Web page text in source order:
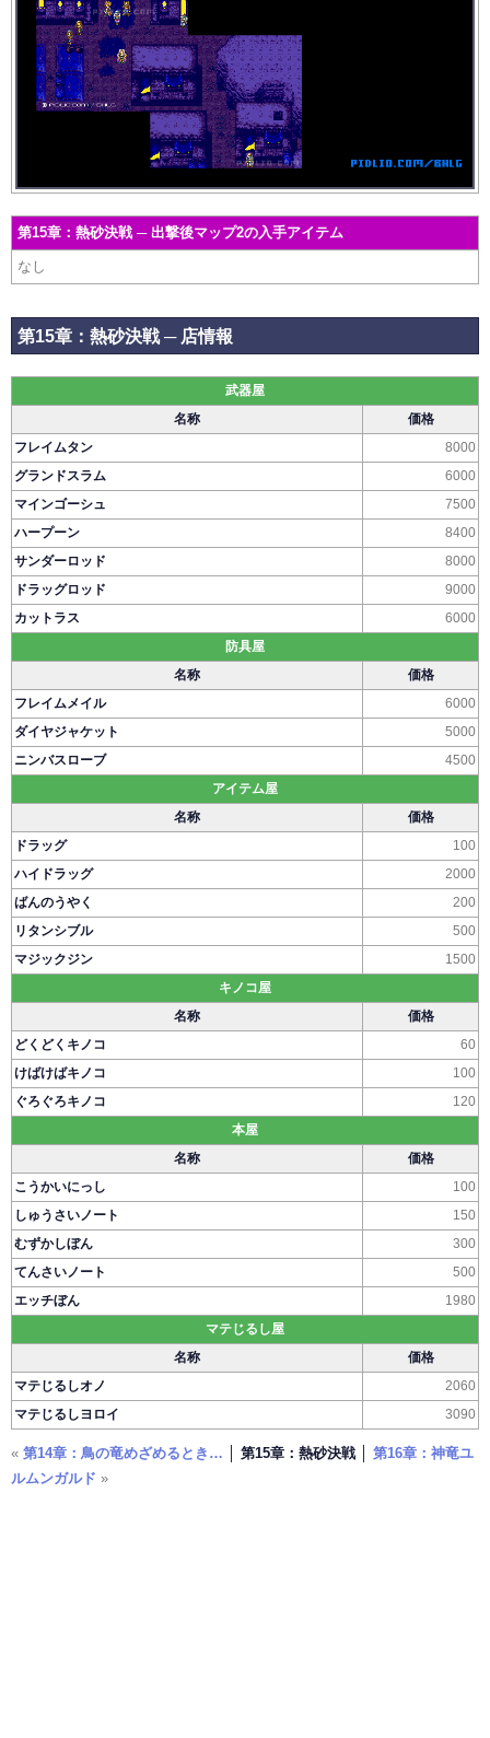
第15章：熱砂決戦 ─ 出撃後マップ2の入手アイテム
なし
第15章：熱砂決戦 ─ 店情報
武器屋
名称
価格
フレイムタン
8000
グランドスラム
6000
マインゴーシュ
7500
ハープーン
8400
サンダーロッド
8000
ドラッグロッド
9000
カットラス
6000
防具屋
名称
価格
フレイムメイル
6000
ダイヤジャケット
5000
ニンバスローブ
4500
アイテム屋
名称
価格
ドラッグ
100
ハイドラッグ
2000
ばんのうやく
200
リタンシブル
500
マジックジン
1500
キノコ屋
名称
価格
どくどくキノコ
60
けばけばキノコ
100
ぐろぐろキノコ
120
本屋
名称
価格
こうかいにっし
100
しゅうさいノート
150
むずかしぼん
300
てんさいノート
500
エッチぼん
1980
マテじるし屋
名称
価格
マテじるしオノ
2060
マテじるしヨロイ
3090
« 第14章：鳥の竜めざめるとき… │ 第15章：熱砂決戦 │ 第16章：神竜ユ
ルムンガルド »